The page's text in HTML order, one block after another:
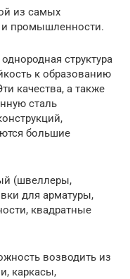
из самых
и промышленности.
структура
к образованию
качества, а также
сталь
большие
(швеллеры,
для арматуры,
квадратные
возводить из
каркасы,